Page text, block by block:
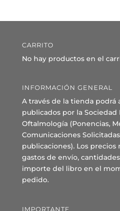
CARRITO
No hay productos en el
INFORMACIÓN GENERAL
A través de la tienda podrá
publicados por la Sociedad
Oftalmología (Ponencias,
Comunicaciones
publicaciones). Los precios
gastos de envío,
importe del libro en el
pedido.
IMPORTANTE